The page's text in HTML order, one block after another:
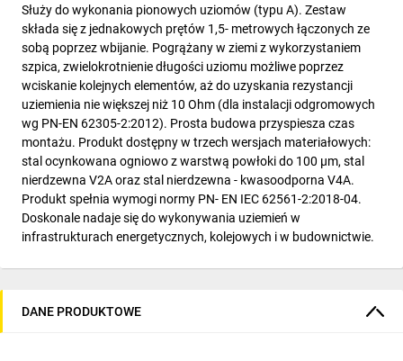
Służy do wykonania pionowych uziomów (typu A). Zestaw
składa się z jednakowych prętów 1,5- metrowych łączonych ze
sobą poprzez wbijanie. Pogrążany w ziemi z wykorzystaniem
szpica, zwielokrotnienie długości uziomu możliwe poprzez
wciskanie kolejnych elementów, aż do uzyskania rezystancji
uziemienia nie większej niż 10 Ohm (dla instalacji odgromowych
wg PN-EN 62305-2:2012). Prosta budowa przyspiesza czas
montażu. Produkt dostępny w trzech wersjach materiałowych:
stal ocynkowana ogniowo z warstwą powłoki do 100 µm, stal
nierdzewna V2A oraz stal nierdzewna - kwasoodporna V4A.
Produkt spełnia wymogi normy PN- EN IEC 62561-2:2018-04.
Doskonale nadaje się do wykonywania uziemień w
infrastrukturach energetycznych, kolejowych i w budownictwie.
DANE PRODUKTOWE